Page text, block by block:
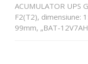
ACUMULATOR UPS
F2(T2), dimensiune:
99mm, „BAT-